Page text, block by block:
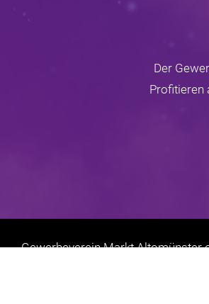
Der
Profitieren
Gewerbeverein Markt Altomünster